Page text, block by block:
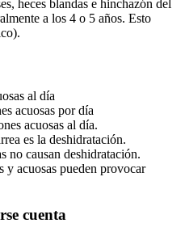
heces blandas e hinchazón del
a los 4 o 5 años. Esto
al día
acuosas por día
acuosas al día.
es la deshidratación.
no causan deshidratación.
y acuosas pueden provocar
cuenta